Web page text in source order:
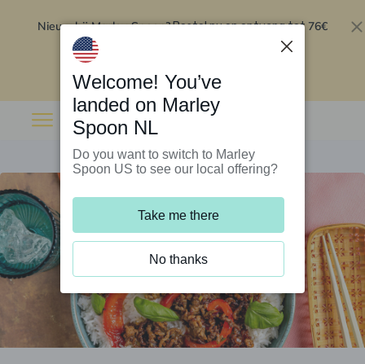
Nieuw bij Marley Spoon?Bestel nu en ontvang tot 76€
Welcome! You’ve
landed on Marley
Spoon NL
Do you want to switch to Marley
Spoon US to see our local offering?
Take me there
No thanks